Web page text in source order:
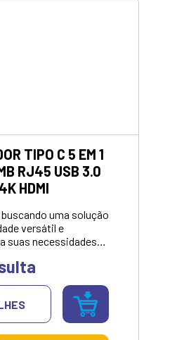
TIPO C 5 EM 1
RJ45 USB 3.0
4K HDMI
uma solução
versátil e
suas necessidades
que vai
de conexões
Hub USB AC447 é
oferecer
e eficiência em todas